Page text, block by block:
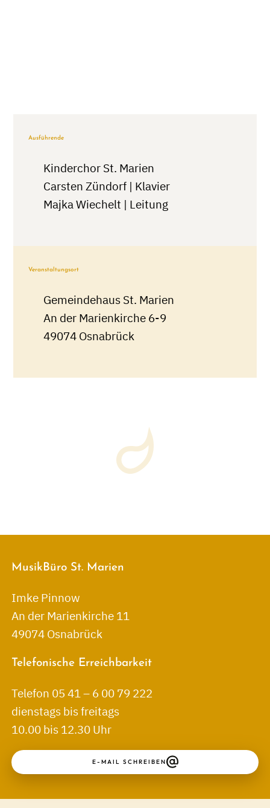
Ausführende
Kinderchor St. Marien
Carsten Zündorf | Klavier
Majka Wiechelt | Leitung
Veranstaltungsort
Gemeindehaus St. Marien
An der Marienkirche 6-9
49074 Osnabrück
MusikBüro St. Marien
Imke Pinnow
An der Marienkirche 11
49074 Osnabrück
Telefonische Erreichbarkeit
Telefon 05 41 – 6 00 79 222
dienstags bis freitags
10.00 bis 12.30 Uhr
E-MAIL SCHREIBEN